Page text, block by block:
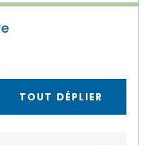
TOUT DÉPLIER